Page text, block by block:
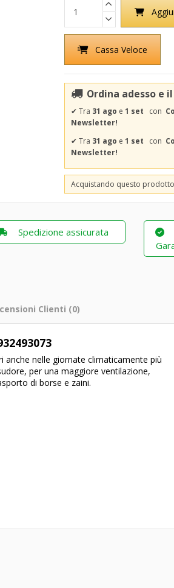
Cassa Veloce
Ordina adesso e
✔ Tra 31 ago e 1 set con
Newsletter!
✔ Tra 31 ago e 1 set con
Newsletter!
Acquistando questo
Spedizione assicurata
Clienti (0)
anche nelle giornate climaticamente più
per una maggiore ventilazione,
di borse e zaini.